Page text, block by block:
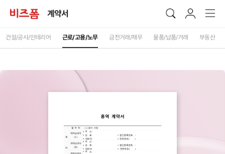
계약서
건설/공사/인테리어 근로/고용/노무 금전거래/채무 물품/납품/거래 부동산